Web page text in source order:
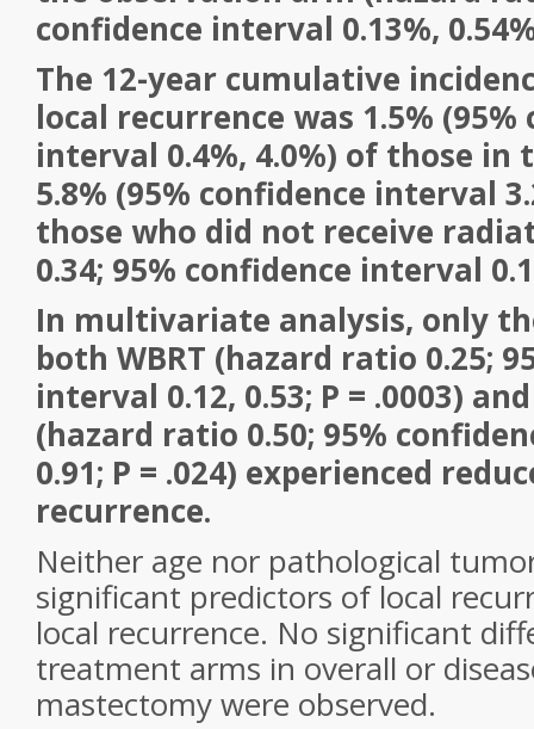
confidence interval 0.13%,
The 12-year cumulative
local recurrence was 1.5% (95%
interval 0.4%, 4.0%) of those in
5.8% (95% confidence interval
those who did not receive
0.34; 95% confidence interval
In multivariate analysis, only
both WBRT (hazard ratio 0.25;
interval 0.12, 0.53; P = .0003)
(hazard ratio 0.50; 95%
0.91; P = .024) experienced
recurrence.
Neither age nor pathological
significant predictors of local
local recurrence. No significant
treatment arms in overall or
mastectomy were observed.